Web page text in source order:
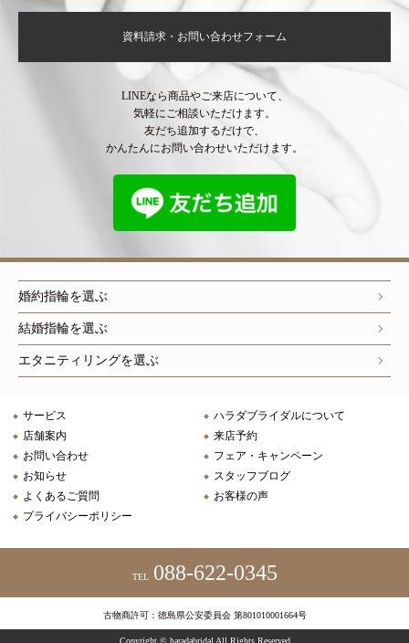
資料請求・お問い合わせフォーム
LINEなら商品やご来店について、
気軽にご相談いただけます。
友だち追加するだけで、
かんたんにお問い合わせいただけます。
婚約指輪を選ぶ
結婚指輪を選ぶ
エタニティリングを選ぶ
サービス
ハラダブライダルについて
店舗案内
来店予約
お問い合わせ
フェア・キャンペーン
お知らせ
スタッフブログ
よくあるご質問
お客様の声
プライバシーポリシー
TEL 088-622-0345
古物商許可：徳島県公安委員会 第801010001664号